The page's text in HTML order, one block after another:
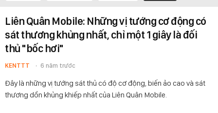
Liên Quân Mobile: Những vị tướng cơ động có
sát thương khủng nhất, chỉ một 1 giây là đối
thủ "bốc hơi"
KENTTT 6 năm trước
Đây là những vị tướng sát thủ có độ cơ động, biến ảo cao và sát
thương dồn khủng khiếp nhất của Liên Quân Mobile.